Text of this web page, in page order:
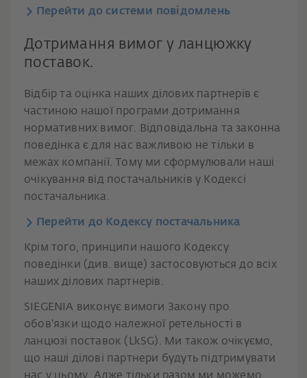
Перейти до системи повідомлень
Дотримання вимог у ланцюжку
поставок.
Відбір та оцінка наших ділових партнерів є
частиною нашої програми дотримання
нормативних вимог. Відповідальна та законна
поведінка є для нас важливою не тільки в
межах компанії. Тому ми сформулювали наші
очікування від постачальників у Кодексі
постачальника.
Перейти до Кодексу постачальника
Крім того, принципи нашого Кодексу
поведінки (див. вище) застосовуються до всіх
наших ділових партнерів.
SIEGENIA виконує вимоги Закону про
обов'язки щодо належної ретельності в
ланцюзі поставок (LkSG). Ми також очікуємо,
що наші ділові партнери будуть підтримувати